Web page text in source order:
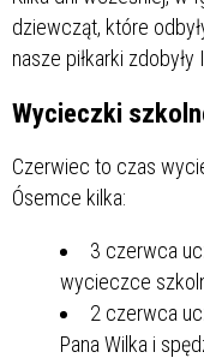
dziewcząt, które
nasze piłkarki zdobyły
Wycieczki
Czerwiec to czas
Ósemce kilka:
3 czerwca
wycieczce
2 czerwca
Pana Wilka i